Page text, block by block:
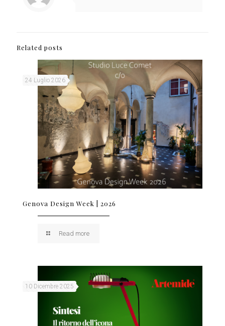
Related posts
24 Luglio 2026
Genova Design Week | 2026
Read more
10 Dicembre 2025